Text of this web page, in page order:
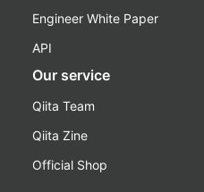
Engineer White Paper
API
Our service
Qiita Team
Qiita Zine
Official Shop